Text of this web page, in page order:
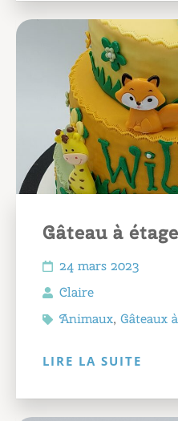
Gâteau à
24 mars 2023
Claire
Animaux, Gâteaux
LIRE LA SUITE